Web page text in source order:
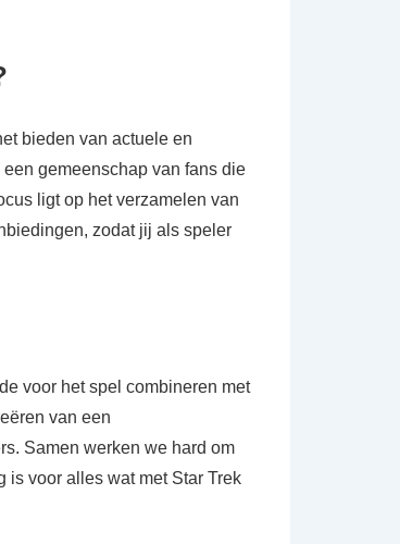
bieden van actuele en
gemeenschap van fans die
ligt op het verzamelen van
zodat jij als speler
voor het spel combineren met
van een
Samen werken we hard om
is voor alles wat met Star Trek